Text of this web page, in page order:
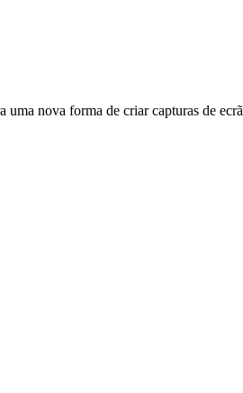
nova forma de criar capturas de ecrã